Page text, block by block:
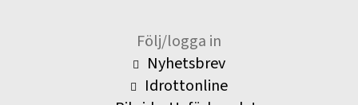
Följ/logga in
Nyhetsbrev
Idrottonline